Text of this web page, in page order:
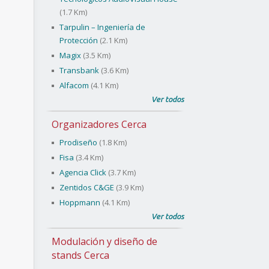
(1.7 Km)
Tarpulin – Ingeniería de
Protección (2.1 Km)
Magix (3.5 Km)
Transbank (3.6 Km)
Alfacom (4.1 Km)
Ver todos
Organizadores Cerca
Prodiseño (1.8 Km)
Fisa (3.4 Km)
Agencia Click (3.7 Km)
Zentidos C&GE (3.9 Km)
Hoppmann (4.1 Km)
Ver todos
Modulación y diseño de
stands Cerca